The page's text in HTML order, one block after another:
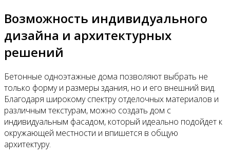
Возможность индивидуального
дизайна и архитектурных
решений
Бетонные одноэтажные дома позволяют выбрать не
только форму и размеры здания, но и его внешний вид.
Благодаря широкому спектру отделочных материалов и
различным текстурам, можно создать дом с
индивидуальным фасадом, который идеально подойдет к
окружающей местности и впишется в общую
архитектуру.